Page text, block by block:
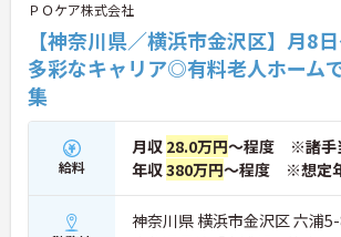
ＰＯケア株式会社
【神奈川県／横浜市金沢区】月8
多彩なキャリア◎有料老人ホーム
集
給料
月収 28.0万円～程度 ※諸手
年収380万円～程度 ※想定
神奈川県 横浜市金沢区 六浦